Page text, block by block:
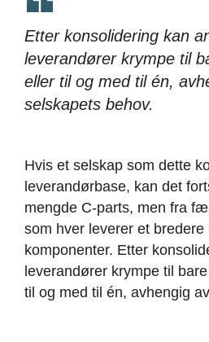
Etter konsolidering kan
leverandører krympe til
eller til og med til én,
selskapets behov.
Hvis et selskap som dette
leverandørbase, kan det
mengde C-parts, men fra
som hver leverer et bredere
komponenter. Etter
leverandører krympe til
til og med til én, avhengig